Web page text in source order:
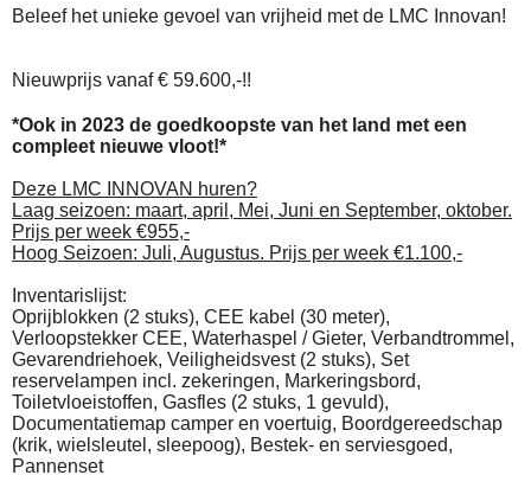
Beleef het unieke gevoel van vrijheid met de LMC Innovan!
Nieuwprijs vanaf € 59.600,-!!
*Ook in 2023 de goedkoopste van het land met een
compleet nieuwe vloot!*
Deze LMC INNOVAN huren?
Laag seizoen: maart, april, Mei, Juni en September, oktober.
Prijs per week €955,-
Hoog Seizoen: Juli, Augustus. Prijs per week €1.100,-
Inventarislijst:
Oprijblokken (2 stuks), CEE kabel (30 meter),
Verloopstekker CEE, Waterhaspel / Gieter, Verbandtrommel,
Gevarendriehoek, Veiligheidsvest (2 stuks), Set
reservelampen incl. zekeringen, Markeringsbord,
Toiletvloeistoffen, Gasfles (2 stuks, 1 gevuld),
Documentatiemap camper en voertuig, Boordgereedschap
(krik, wielsleutel, sleepoog), Bestek- en serviesgoed,
Pannenset